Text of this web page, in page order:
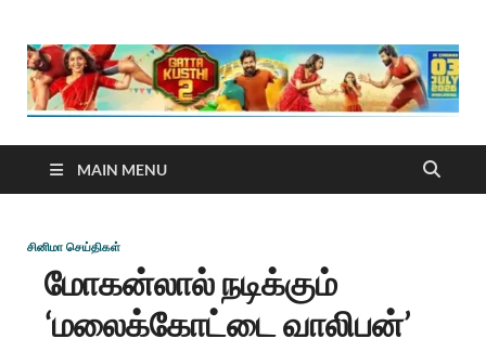
MAIN MENU
சினிமா செய்திகள்
மோகன்லால் நடிக்கும்
‘மலைக்கோட்டை வாலிபன்’